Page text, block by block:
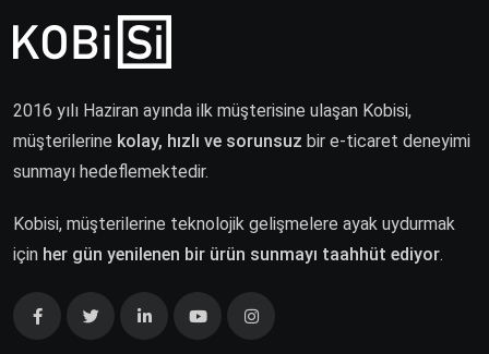
2016 yılı Haziran ayında ilk müşterisine ulaşan Kobisi,
müşterilerine kolay, hızlı ve sorunsuz bir e-ticaret deneyimi
sunmayı hedeflemektedir.
Kobisi, müşterilerine teknolojik gelişmelere ayak uydurmak
için her gün yenilenen bir ürün sunmayı taahhüt ediyor.